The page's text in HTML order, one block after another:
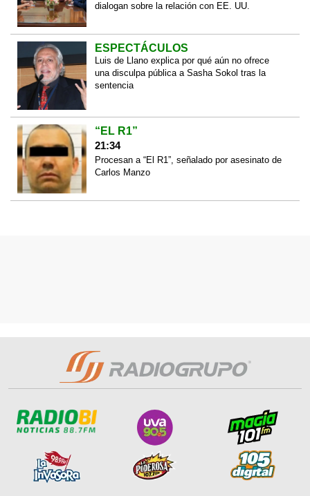
dialogan sobre la relación con EE. UU.
ESPECTÁCULOS
Luis de Llano explica por qué aún no ofrece
una disculpa pública a Sasha Sokol tras la
sentencia
“EL R1”
21:34
Procesan a “El R1”, señalado por asesinato de
Carlos Manzo